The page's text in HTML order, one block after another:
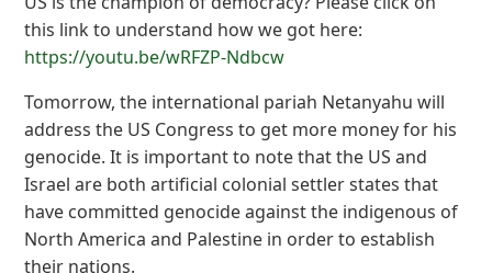
this link to understand how we got here:
https://youtu.be/wRFZP-Ndbcw
Tomorrow, the international pariah Netanyahu will
address the US Congress to get more money for his
genocide. It is important to note that the US and
Israel are both artificial colonial settler states that
have committed genocide against the indigenous of
North America and Palestine in order to establish
their nations.